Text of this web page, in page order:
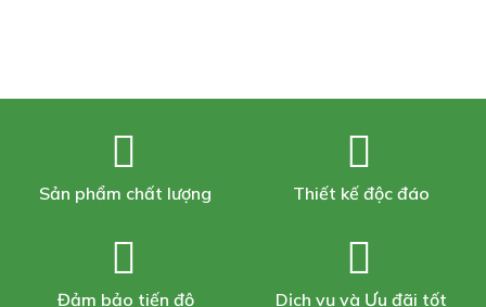
Sản phẩm chất lượng Thiết kế độc đáo
Đảm bảo tiến độ Dịch vụ và Ưu đãi tốt